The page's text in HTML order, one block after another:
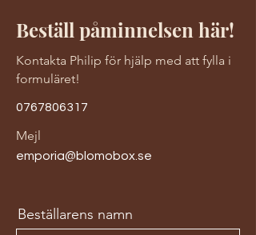
Beställ påminnelsen här!
Kontakta Philip för hjälp med att fylla i
formuläret!
0767806317
Mejl
emporia@blomobox.se
Beställarens namn